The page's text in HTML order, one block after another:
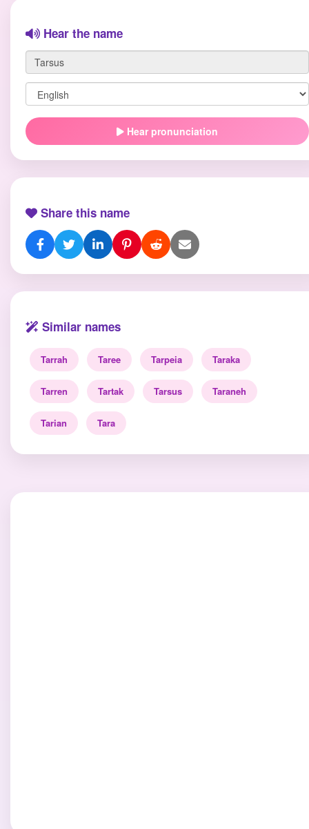
Hear the name
Hear pronunciation
Share this name
Similar names
Tarrah Taree Tarpeia Taraka
Tarren Tartak Tarsus Taraneh
Tarian Tara